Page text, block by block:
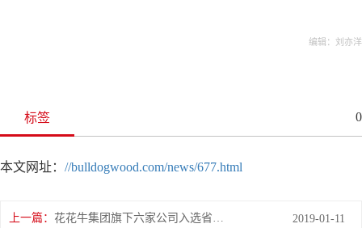
编辑：刘亦洋
标签 0
本文网址： //bulldogwood.com/news/677.html
上一篇： 花花牛集团旗下六家公司入选省农业产业化重点龙头企业名单 2019-01-11